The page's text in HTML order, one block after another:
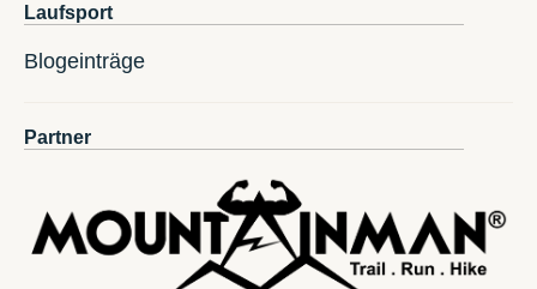
Laufsport
Blogeinträge
Partner